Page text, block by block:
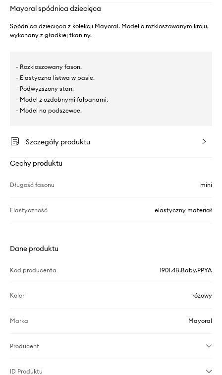
Mayoral spódnica dziecięca
Spódnica dziecięca z kolekcji Mayoral. Model o rozkloszowanym kroju,
wykonany z gładkiej tkaniny.
- Rozkloszowany fason.
- Elastyczna listwa w pasie.
- Podwyższony stan.
- Model z ozdobnymi falbanami.
- Model na podszewce.
Szczegóły produktu
Cechy produktu
Długość fasonu mini
Elastyczność elastyczny materiał
Dane produktu
Kod producenta 1901.4B.Baby.PPYA
Kolor różowy
Marka Mayoral
Producent
ID Produktu